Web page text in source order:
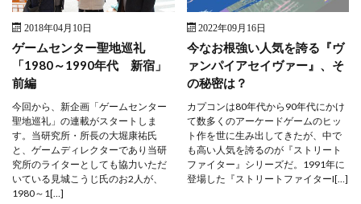
2018年04月10日
ゲームセンター聖地巡礼
「1980～1990年代 新宿」
前編
今回から、新企画「ゲームセンター
聖地巡礼」の連載がスタートしま
す。当研究所・所長の大堀康祐氏
と、ゲームディレクターであり当研
究所のライターとしても協力いただ
いている見城こうじ氏のお2人が、
1980～1[…]
2022年09月16日
今なお根強い人気を誇る『ヴ
ァンパイアセイヴァー』、そ
の秘密は？
カプコンは80年代から90年代にかけ
て数多くのアーケードゲームのヒッ
ト作を世に生み出してきたが、中で
も高い人気を誇るのが『ストリート
ファイター』シリーズだ。1991年に
登場した『ストリートファイターI[…]